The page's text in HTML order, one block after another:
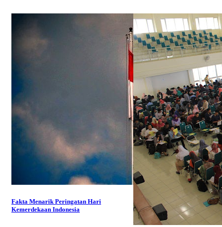
Fakta Menarik Peringatan Hari
Kemerdekaan Indonesia